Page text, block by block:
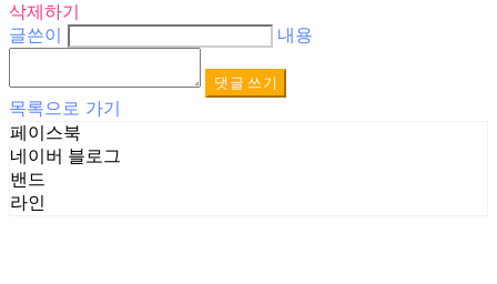
삭제하기
글쓴이
내용
댓글 쓰기
목록으로 가기
페이스북
네이버 블로그
밴드
라인